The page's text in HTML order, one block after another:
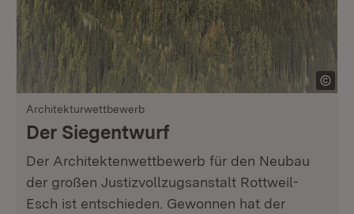
Architekturwettbewerb
Der Siegentwurf
Der Architektenwettbewerb für den Neubau
der großen Justizvollzugsanstalt Rottweil-
Esch ist entschieden. Gewonnen hat der